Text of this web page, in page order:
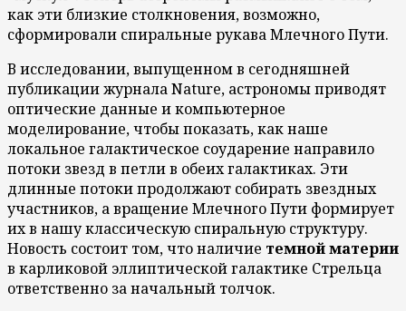
как эти близкие столкновения, возможно,
сформировали спиральные рукава Млечного Пути.
В исследовании, выпущенном в сегодняшней
публикации журнала Nature, астрономы приводят
оптические данные и компьютерное
моделирование, чтобы показать, как наше
локальное галактическое соударение направило
потоки звезд в петли в обеих галактиках. Эти
длинные потоки продолжают собирать звездных
участников, а вращение Млечного Пути формирует
их в нашу классическую спиральную структуру.
Новость состоит том, что наличие темной материи
в карликовой эллиптической галактике Стрельца
ответственно за начальный толчок.